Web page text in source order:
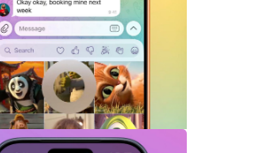
机器人流式响应功能详解：AI回
成体验升级